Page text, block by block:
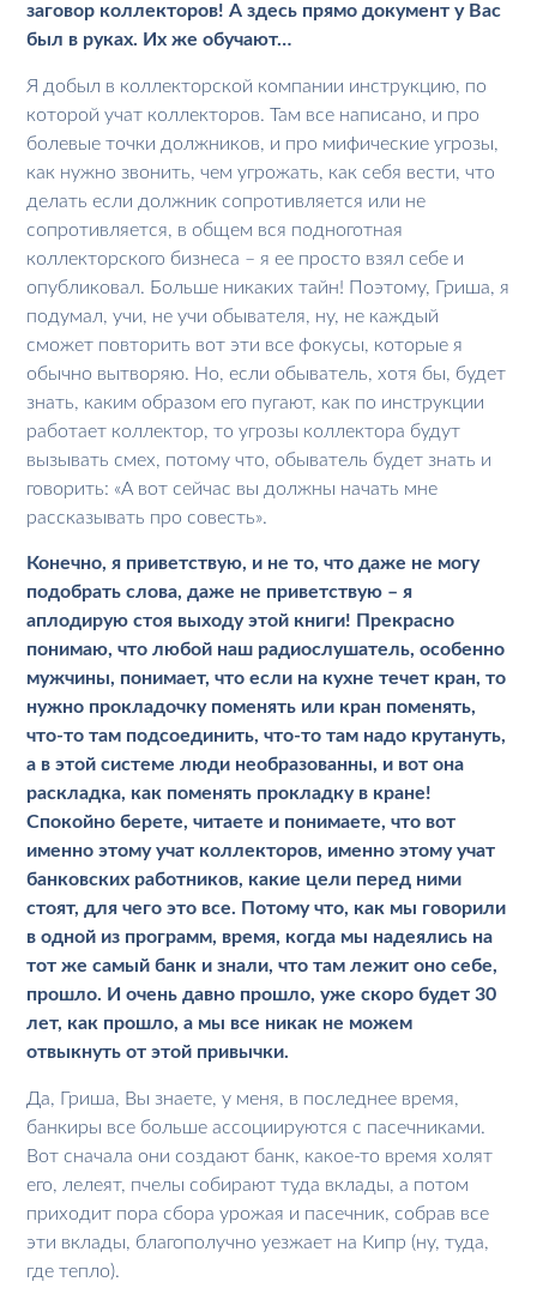
заговор коллекторов! А здесь прямо документ у Вас
был в руках. Их же обучают…
Я добыл в коллекторской компании инструкцию, по
которой учат коллекторов. Там все написано, и про
болевые точки должников, и про мифические угрозы,
как нужно звонить, чем угрожать, как себя вести, что
делать если должник сопротивляется или не
сопротивляется, в общем вся подноготная
коллекторского бизнеса – я ее просто взял себе и
опубликовал. Больше никаких тайн! Поэтому, Гриша, я
подумал, учи, не учи обывателя, ну, не каждый
сможет повторить вот эти все фокусы, которые я
обычно вытворяю. Но, если обыватель, хотя бы, будет
знать, каким образом его пугают, как по инструкции
работает коллектор, то угрозы коллектора будут
вызывать смех, потому что, обыватель будет знать и
говорить: «А вот сейчас вы должны начать мне
рассказывать про совесть».
Конечно, я приветствую, и не то, что даже не могу
подобрать слова, даже не приветствую – я
аплодирую стоя выходу этой книги! Прекрасно
понимаю, что любой наш радиослушатель, особенно
мужчины, понимает, что если на кухне течет кран, то
нужно прокладочку поменять или кран поменять,
что-то там подсоединить, что-то там надо крутануть,
а в этой системе люди необразованны, и вот она
раскладка, как поменять прокладку в кране!
Спокойно берете, читаете и понимаете, что вот
именно этому учат коллекторов, именно этому учат
банковских работников, какие цели перед ними
стоят, для чего это все. Потому что, как мы говорили
в одной из программ, время, когда мы надеялись на
тот же самый банк и знали, что там лежит оно себе,
прошло. И очень давно прошло, уже скоро будет 30
лет, как прошло, а мы все никак не можем
отвыкнуть от этой привычки.
Да, Гриша, Вы знаете, у меня, в последнее время,
банкиры все больше ассоциируются с пасечниками.
Вот сначала они создают банк, какое-то время холят
его, лелеят, пчелы собирают туда вклады, а потом
приходит пора сбора урожая и пасечник, собрав все
эти вклады, благополучно уезжает на Кипр (ну, туда,
где тепло).